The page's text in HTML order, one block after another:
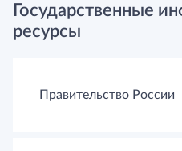
Государственные
ресурсы
Правительство России